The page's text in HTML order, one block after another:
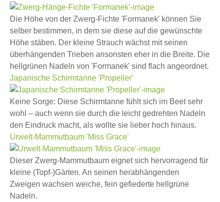
Die Höhe von der Zwerg-Fichte 'Formanek' können Sie
selber bestimmen, in dem sie diese auf die gewünschte
Höhe stäben. Der kleine Strauch wächst mit seinen
überhängenden Trieben ansonsten eher in die Breite. Die
hellgrünen Nadeln von 'Formanek' sind flach angeordnet.
Japanische Schirmtanne 'Propeller'
Keine Sorge: Diese Schirmtanne fühlt sich im Beet sehr
wohl – auch wenn sie durch die leicht gedrehten Nadeln
den Eindruck macht, als wollte sie lieber hoch hinaus.
Urwelt-Mammutbaum 'Miss Grace'
Dieser Zwerg-Mammutbaum eignet sich hervorragend für
kleine (Topf-)Gärten. An seinen herabhängenden
Zweigen wachsen weiche, fein gefiederte hellgrüne
Nadeln.